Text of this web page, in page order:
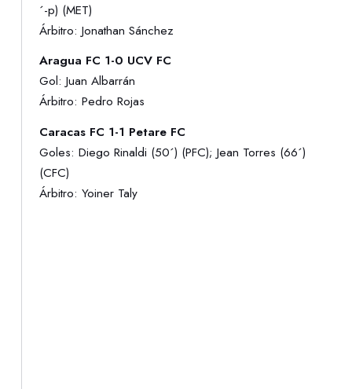
´-p) (MET)
Árbitro: Jonathan Sánchez
Aragua FC 1-0 UCV FC
Gol: Juan Albarrán
Árbitro: Pedro Rojas
Caracas FC 1-1 Petare FC
Goles: Diego Rinaldi (50´) (PFC); Jean Torres (66´)
(CFC)
Árbitro: Yoiner Taly